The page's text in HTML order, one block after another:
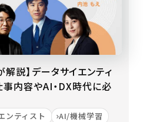
解説】データサイエンティ
事内容やAI・DX時代に必
ンティスト AI/機械学習